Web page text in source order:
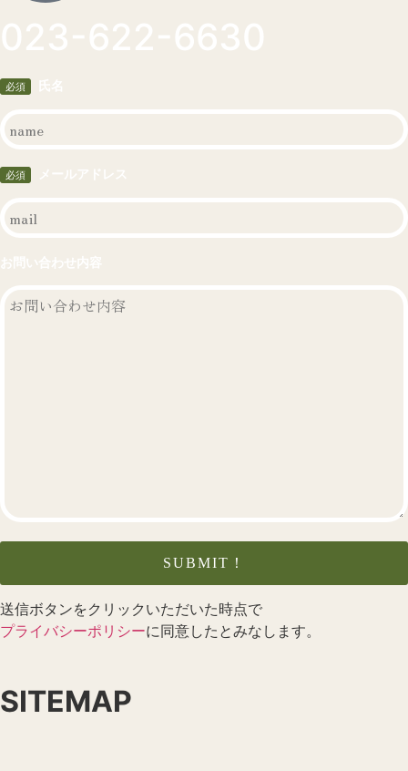
023-622-6630
必須 氏名
必須 メールアドレス
お問い合わせ内容
送信ボタンをクリックいただいた時点で
プライバシーポリシーに同意したとみなします。
SITEMAP